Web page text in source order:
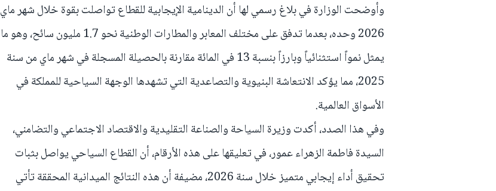
وأوضحت الوزارة في بلاغ رسمي لها أن الدينامية الإيجابية للقطاع تواصلت بقوة خلال شهر ماي
2026 وحده، بعدما تدفق على مختلف المعابر والمطارات الوطنية نحو 1.7 مليون سائح، وهو ما
يمثل نمواً استثنائياً وبارزاً بنسبة 13 في المائة مقارنة بالحصيلة المسجلة في شهر ماي من سنة
2025، مما يؤكد الانتعاشة البنيوية والتصاعدية التي تشهدها الوجهة السياحية للمملكة في
الأسواق العالمية.
وفي هذا الصدد، أكدت وزيرة السياحة والصناعة التقليدية والاقتصاد الاجتماعي والتضامني،
السيدة فاطمة الزهراء عمور، في تعليقها على هذه الأرقام، أن القطاع السياحي يواصل بثبات
تحقيق أداء إيجابي متميز خلال سنة 2026، مضيفة أن هذه النتائج الميدانية المحققة تأتي